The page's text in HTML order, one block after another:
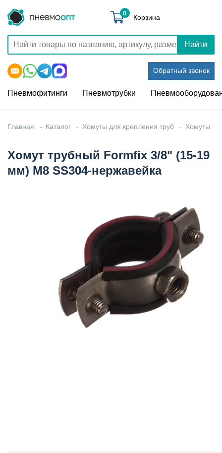
Найти
Обратный звонок
0 Корзина
Пневмофитинги Пневмотрубки
Главная Каталог Хомуты для крепления труб Хомуты
Хомут трубный Formfix 3/8" (15-19
мм) М8 SS304-нержавейка